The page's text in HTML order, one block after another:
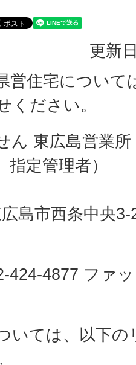
更新
営住宅について
ください。
ん 東広島営業
定管理者）
島市西条中央
424-4877 ファ
いては、以下